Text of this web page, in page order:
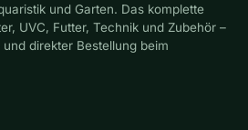
und Garten. Das komplette
UVC, Futter, Technik und Zubehör –
direkter Bestellung beim